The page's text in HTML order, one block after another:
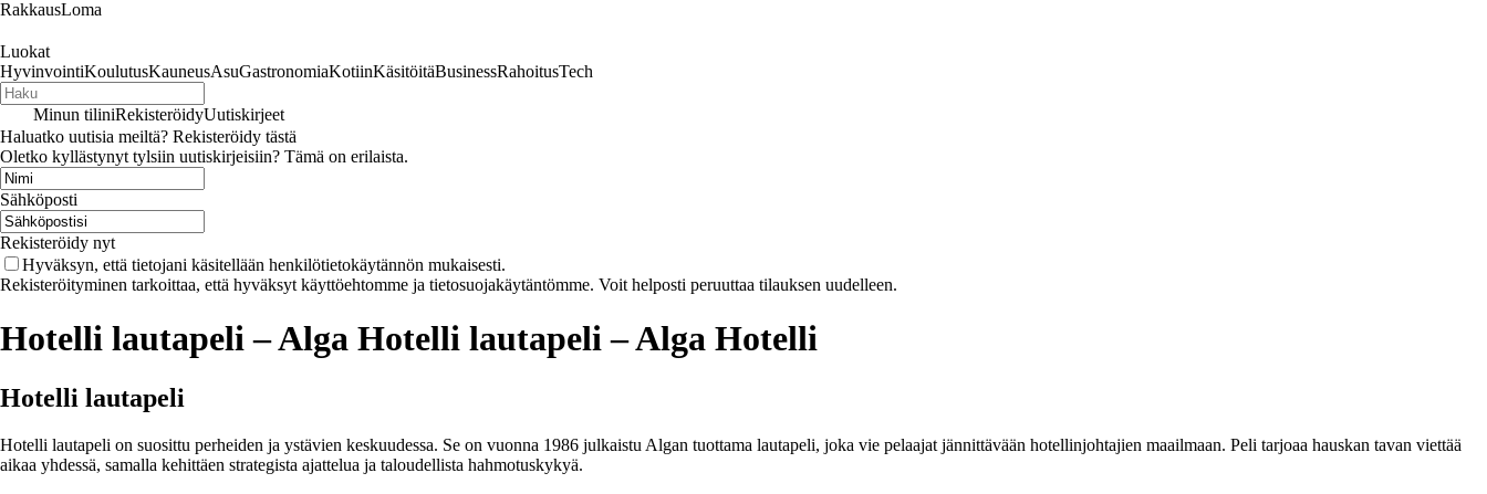
RakkausLoma
Luokat
HyvinvointiKoulutusKauneusAsuGastronomiaKotiinKäsitöitäBusinessRahoitusTech
Minun tiliniRekisteröidyUutiskirjeet
Haluatko uutisia meiltä? Rekisteröidy tästä
Oletko kyllästynyt tylsiin uutiskirjeisiin? Tämä on erilaista.
Sähköposti
Rekisteröidy nyt
Hyväksyn, että tietojani käsitellään henkilötietokäytännön mukaisesti.
Rekisteröityminen tarkoittaa, että hyväksyt käyttöehtomme ja tietosuojakäytäntömme. Voit helposti peruuttaa tilauksen uudelleen.
Hotelli lautapeli – Alga Hotelli lautapeli – Alga Hotelli
Hotelli lautapeli
Hotelli lautapeli on suosittu perheiden ja ystävien keskuudessa. Se on vuonna 1986 julkaistu Algan tuottama lautapeli, joka vie pelaajat jännittävään hotellinjohtajien maailmaan. Peli tarjoaa hauskan tavan viettää
aikaa yhdessä, samalla kehittäen strategista ajattelua ja taloudellista hahmotuskykyä.